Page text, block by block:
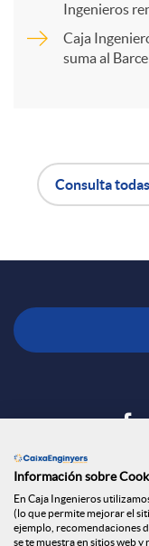
r
e
n
e
d
Ingenieros
Caja
suma al
A
p
l
c
a
o
t
n
s
Consulta
Información sobre
En Caja Ingenieros
(lo que permite mejorar el
ejemplo, recomendaciones
se te muestra en sitios web